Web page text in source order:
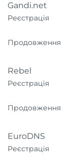
Gandi.net
Реєстрація
Продовження
Rebel
Реєстрація
Продовження
EuroDNS
Реєстрація